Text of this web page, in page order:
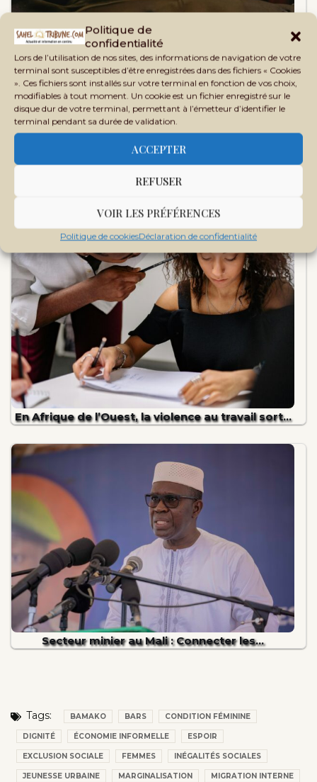
Politique de
confidentialité
Lors de l’utilisation de nos sites, des informations de navigation de votre
terminal sont susceptibles d’être enregistrées dans des fichiers « Cookies
». Ces fichiers sont installés sur votre terminal en fonction de vos choix,
modifiables à tout moment. Un cookie est un fichier enregistré sur le
disque dur de votre terminal, permettant à l’émetteur d’identifier le
terminal pendant sa durée de validation.
ACCEPTER
REFUSER
VOIR LES PRÉFÉRENCES
Politique de cookiesDéclaration de confidentialité
Elles viennent en cachette : confidences de
femmes…
En Afrique de l’Ouest, la violence au travail sort…
Secteur minier au Mali : Connecter les…
Tags: BAMAKO BARS CONDITION FÉMININE
DIGNITÉ ÉCONOMIE INFORMELLE ESPOIR
EXCLUSION SOCIALE FEMMES INÉGALITÉS SOCIALES
JEUNESSE URBAINE MARGINALISATION MIGRATION INTERNE